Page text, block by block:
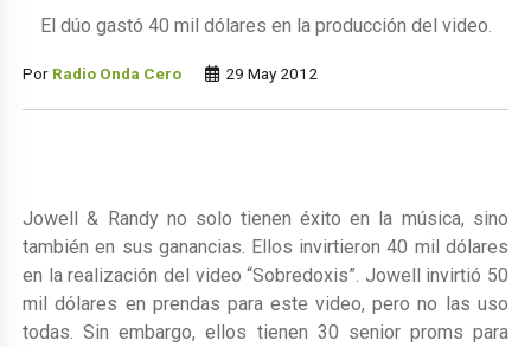
El dúo gastó 40 mil dólares en la producción del video.
Por Radio Onda Cero 29 May 2012
Jowell & Randy no solo tienen éxito en la música, sino
también en sus ganancias. Ellos invirtieron 40 mil dólares
en la realización del video “Sobredoxis”. Jowell invirtió 50
mil dólares en prendas para este video, pero no las uso
todas. Sin embargo, ellos tienen 30 senior proms para